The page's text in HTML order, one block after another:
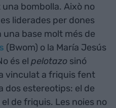
bombolla. Això no
liderades per dones
base molt més de
(Bwom) o la María Jesús
és el pelotazo sinó
vinculat a friquis fent
dos estereotips: el de
de friquis. Les noies no